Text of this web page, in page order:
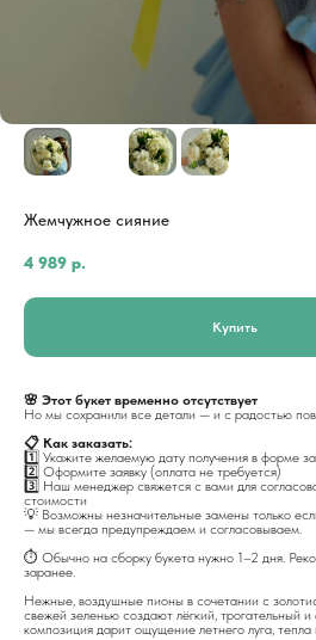
Жемчужное сияние
4 989 р.
Купить
🌸 Этот букет временно отсутствует
Но мы сохранили все детали — и с радостью
📋 Как заказать:
1️⃣ Укажите желаемую дату получения в форме
2️⃣ Оформите заявку (оплата не требуется)
3️⃣ Наш менеджер свяжется с вами для
стоимости
💡 Возможны незначительные замены только
— мы всегда предупреждаем и согласовываем.
⏱️ Обычно на сборку букета нужно 1–2 дня.
заранее.
Нежные, воздушные пионы в сочетании с
свежей зеленью создают лёгкий, трогательный
композиция дарит ощущение летнего луга, тепла